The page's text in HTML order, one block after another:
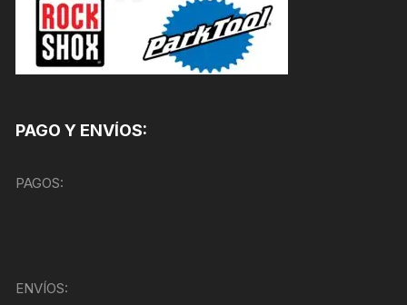
PAGO Y ENVÍOS:
PAGOS:
ENVÍOS: